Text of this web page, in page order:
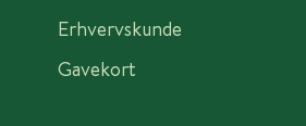
Erhvervskunde
Gavekort